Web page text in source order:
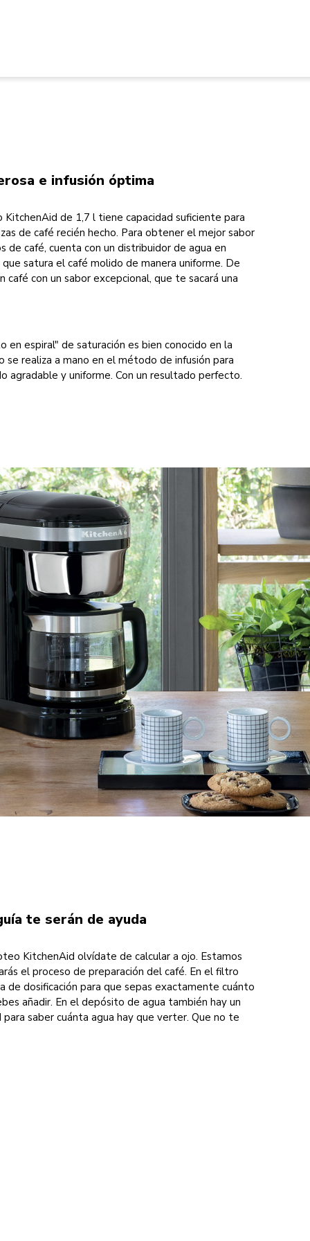
e infusión óptima
de 1,7 l tiene capacidad suficiente para
de café recién hecho. Para obtener el mejor sabor
de café, cuenta con un distribuidor de agua en
satura el café molido de manera uniforme. De
café con un sabor excepcional, que te sacará una
en espiral" de saturación es bien conocido en la
se realiza a mano en el método de infusión para
agradable y uniforme. Con un resultado perfecto.
te serán de ayuda
KitchenAid olvídate de calcular a ojo. Estamos
el proceso de preparación del café. En el filtro
de dosificación para que sepas exactamente cuánto
añadir. En el depósito de agua también hay un
saber cuánta agua hay que verter. Que no te